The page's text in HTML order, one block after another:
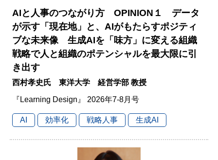
AIと人事のつながり方 OPINION１ データ
が示す「現在地」と、AIがもたらすポジティ
ブな未来像 生成AIを「味方」に変える組織
戦略で人と組織のポテンシャルを最大限に引
き出す
西村孝史氏 東洋大学 経営学部 教授
『Learning Design』 2026年7-8月号
AI 効率化 戦略人事 生成AI